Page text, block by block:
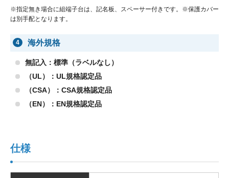
※指定無き場合に組端子台は、記名板、スペーサー付きです。※保護カバー
は別手配となります。
4 海外規格
無記入：標準（ラベルなし）
（UL）：UL規格認定品
（CSA）：CSA規格認定品
（EN）：EN規格認定品
仕様